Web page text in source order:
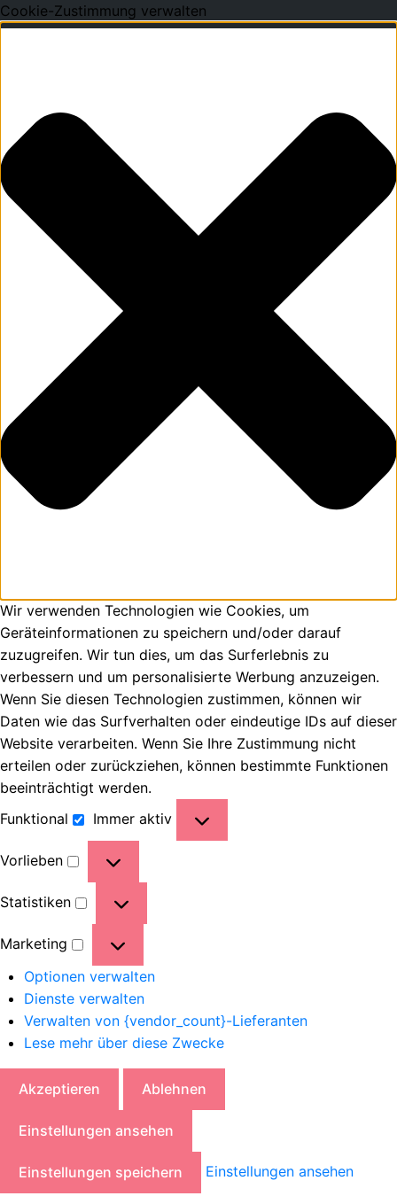
Cookie-Zustimmung verwalten
Wir verwenden Technologien wie Cookies, um
Geräteinformationen zu speichern und/oder darauf
zuzugreifen. Wir tun dies, um das Surferlebnis zu
verbessern und um personalisierte Werbung anzuzeigen.
Wenn Sie diesen Technologien zustimmen, können wir
Daten wie das Surfverhalten oder eindeutige IDs auf dieser
Website verarbeiten. Wenn Sie Ihre Zustimmung nicht
erteilen oder zurückziehen, können bestimmte Funktionen
beeinträchtigt werden.
Funktional
Immer aktiv
Vorlieben
Statistiken
Marketing
Optionen verwalten
Dienste verwalten
Verwalten von {vendor_count}-Lieferanten
Lese mehr über diese Zwecke
Akzeptieren Ablehnen
Einstellungen ansehen
Einstellungen speichern
Einstellungen ansehen